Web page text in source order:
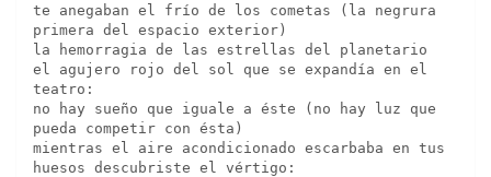
te anegaban el frío de los cometas (la negrura
primera del espacio exterior)
la hemorragia de las estrellas del planetario
el agujero rojo del sol que se expandía en el
teatro:
no hay sueño que iguale a éste (no hay luz que
pueda competir con ésta)
mientras el aire acondicionado escarbaba en tus
huesos descubriste el vértigo: